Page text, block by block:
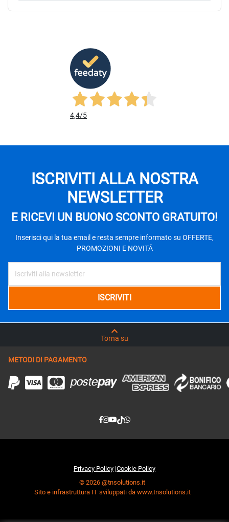
4,4/5
ISCRIVITI ALLA NOSTRA
NEWSLETTER
E RICEVI UN BUONO SCONTO GRATUITO!
Inserisci qui la tua email e resta sempre informato su OFFERTE,
PROMOZIONI E NOVITÁ
Torna su
METODI DI PAGAMENTO
Privacy Policy |Cookie Policy
© 2026 @tnsolutions.it
Sito e infrastruttura IT sviluppati da www.tnsolutions.it